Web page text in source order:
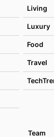
Living
Luxury
Food
Travel
Team